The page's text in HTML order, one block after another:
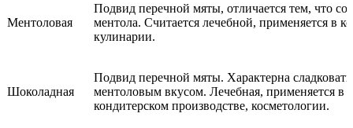
Ментоловая
Подвид перечной мяты, отличается тем, что
ментола. Считается лечебной, применяется в
кулинарии.
Шоколадная
Подвид перечной мяты. Характерна
ментоловым вкусом. Лечебная, применяется в
кондитерском производстве, косметологии.